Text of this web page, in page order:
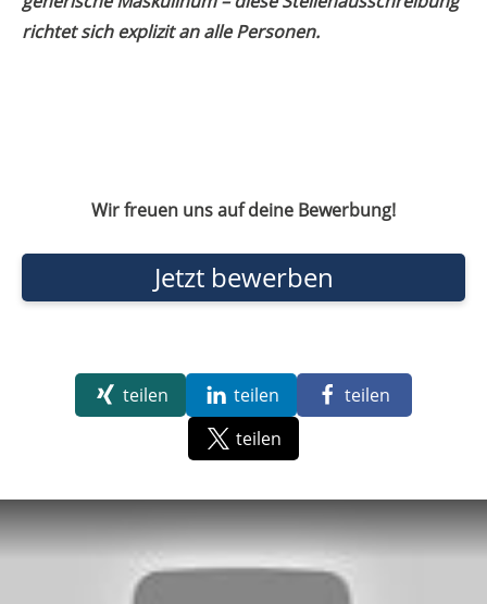
richtet sich explizit an alle Personen.
Wir freuen uns auf deine Bewerbung!
Jetzt bewerben
teilen teilen
teilen
teilen